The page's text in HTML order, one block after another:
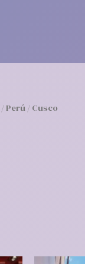
/Perú / Cusco